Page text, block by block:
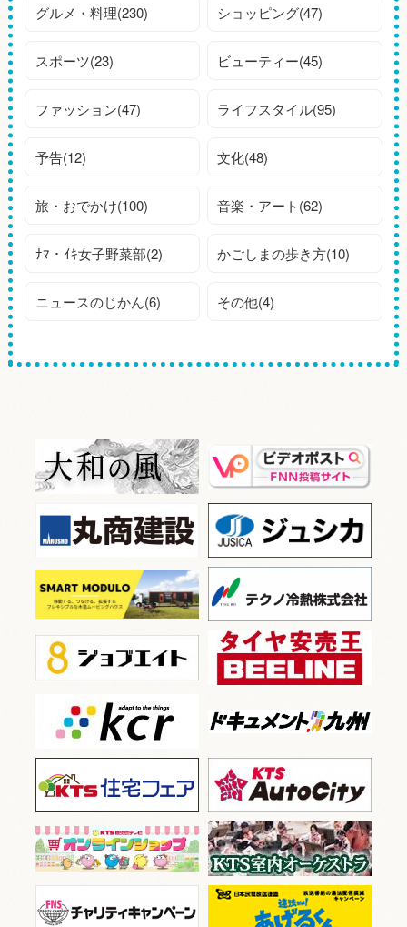
グルメ・料理(230) ショッピング(47)
スポーツ(23) ビューティー(45)
ファッション(47) ライフスタイル(95)
予告(12) 文化(48)
旅・おでかけ(100) 音楽・アート(62)
ﾅﾏ・ｲｷ女子野菜部(2) かごしまの歩き方(10)
ニュースのじかん(6) その他(4)